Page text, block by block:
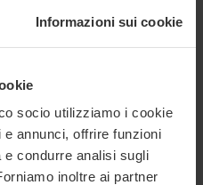
Informazioni sui cookie
socio utilizziamo i cookie
annunci, offrire funzioni
condurre analisi sugli
inoltre ai partner